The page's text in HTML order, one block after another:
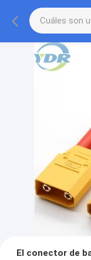
El conector de